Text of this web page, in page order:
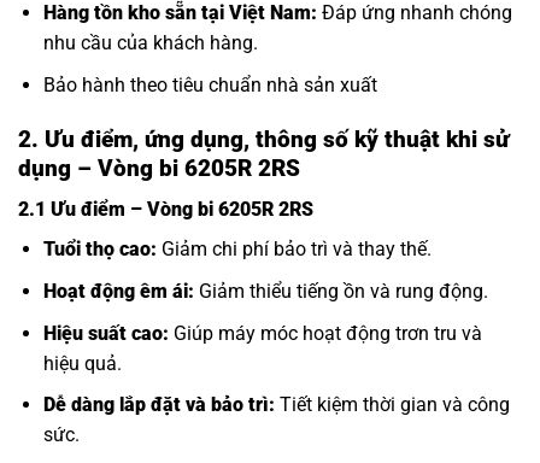
Hàng tồn kho sẵn tại Việt Nam: Đáp ứng nhanh chóng
nhu cầu của khách hàng.
Bảo hành theo tiêu chuẩn nhà sản xuất
2. Ưu điểm, ứng dụng, thông số kỹ thuật khi sử
dụng – Vòng bi 6205R 2RS
2.1 Ưu điểm – Vòng bi 6205R 2RS
Tuổi thọ cao: Giảm chi phí bảo trì và thay thế.
Hoạt động êm ái: Giảm thiểu tiếng ồn và rung động.
Hiệu suất cao: Giúp máy móc hoạt động trơn tru và
hiệu quả.
Dễ dàng lắp đặt và bảo trì: Tiết kiệm thời gian và công
sức.